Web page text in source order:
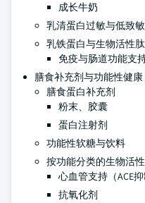
成长牛奶
乳清蛋白过敏与低致
乳铁蛋白与生物活性肽
免疫与肠道功能支
膳食补充剂与功能性健康
膳食蛋白补充剂
粉末、胶囊
蛋白注射剂
功能性软糖与饮料
按功能分类的生物活
心血管支持（ACE抑
抗氧化剂